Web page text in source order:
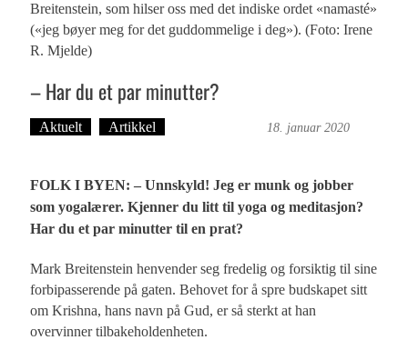
Breitenstein, som hilser oss med det indiske ordet «namasté»
(«jeg bøyer meg for det guddommelige i deg»). (Foto: Irene
R. Mjelde)
– Har du et par minutter?
Aktuelt Artikkel 18. januar 2020
FOLK I BYEN: – Unnskyld! Jeg er munk og jobber
som yogalærer. Kjenner du litt til yoga og meditasjon?
Har du et par minutter til en prat?
Mark Breitenstein henvender seg fredelig og forsiktig til sine
forbipasserende på gaten. Behovet for å spre budskapet sitt
om Krishna, hans navn på Gud, er så sterkt at han
overvinner tilbakeholdenheten.